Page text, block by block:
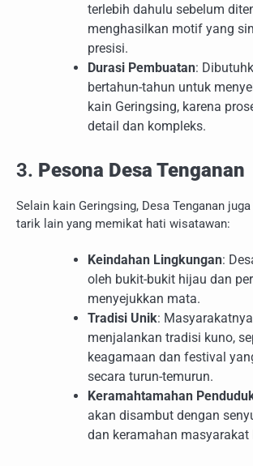
terlebih dahulu sebelum
menghasilkan motif yang
presisi.
Durasi Pembuatan:
bertahun-tahun untuk
kain Geringsing, karena
detail dan kompleks.
3. Pesona Desa Tenganan
Selain kain Geringsing, Desa Tenganan
tarik lain yang memikat hati wisatawan:
Keindahan Lingkungan:
oleh bukit-bukit hijau dan
menyejukkan mata.
Tradisi Unik:
menjalankan tradisi kuno,
keagamaan dan festival
secara turun-temurun.
Keramahtamahan
akan disambut dengan
dan keramahan masyarakat